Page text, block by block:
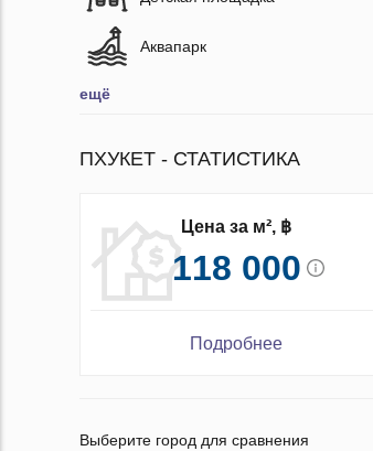
Аквапарк
ещё
ПХУКЕТ - СТАТИСТИКА
Цена за м², ฿
118 000
Подробнее
Выберите город для сравнения